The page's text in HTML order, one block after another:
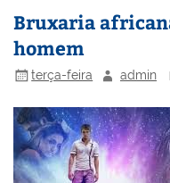
Bruxaria
homem
terça-feira admin